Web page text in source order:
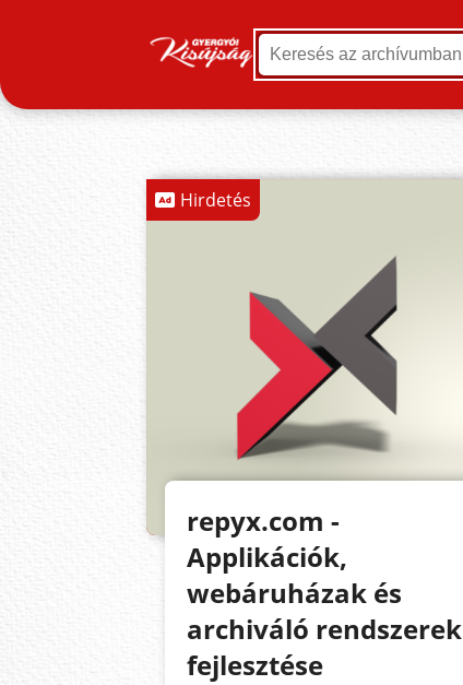
Hirdetés
repyx.com -
Applikációk,
webáruházak és
archiváló rendszerek
fejlesztése